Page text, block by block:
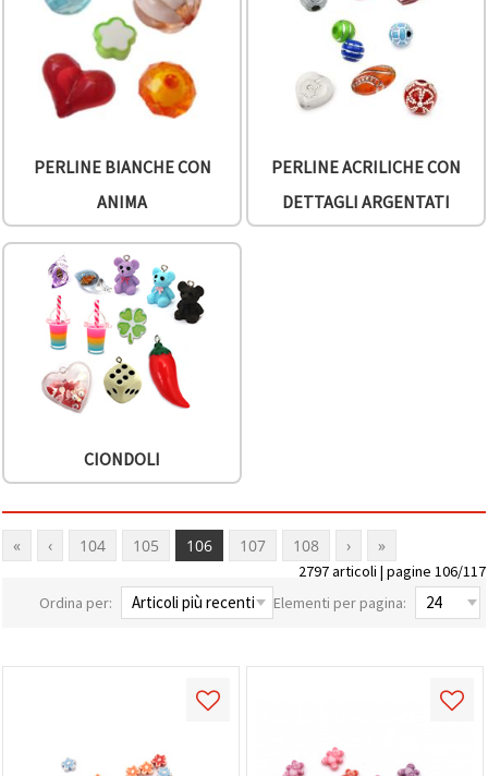
PERLINE BIANCHE CON
ANIMA
PERLINE ACRILICHE CON
DETTAGLI ARGENTATI
CIONDOLI
« ‹ 104 105 106 107 108 › »
2797 articoli | pagine 106/117
Ordina per:
Elementi per pagina: